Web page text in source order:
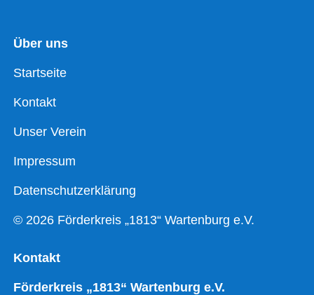
Über uns
Startseite
Kontakt
Unser Verein
Impressum
Datenschutzerklärung
© 2026 Förderkreis „1813“ Wartenburg e.V.
Kontakt
Förderkreis „1813“ Wartenburg e.V.